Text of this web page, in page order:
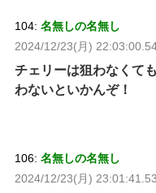
104: 名無しの名無し
2024/12/23(月)
チェリーは狙わなくて
わないといかんぞ！
106: 名無しの名無し
2024/12/23(月)